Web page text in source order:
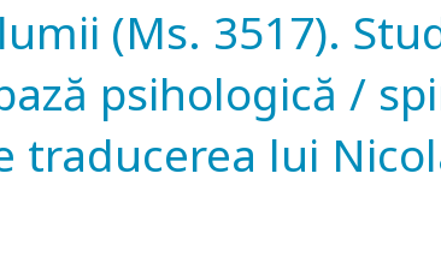
(Ms. 3517).
psihologică /
lui